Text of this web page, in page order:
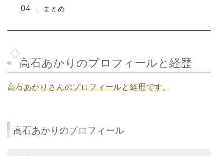
まとめ
高石あかりのプロフィールと経歴
高石あかりさんのプロフィールと経歴です。
高石あかりのプロフィール